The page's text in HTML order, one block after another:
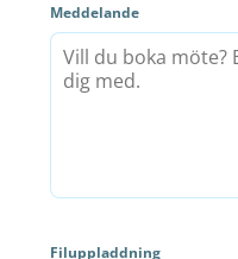
Meddelande
Filuppladdning